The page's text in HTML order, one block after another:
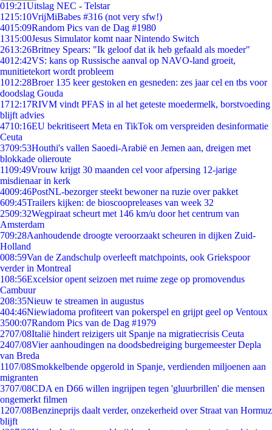
019:21Uitslag NEC - Telstar
1215:10VrijMiBabes #316 (not very sfw!)
4015:09Random Pics van de Dag #1980
1315:00Jesus Simulator komt naar Nintendo Switch
2613:26Britney Spears: "Ik geloof dat ik heb gefaald als moeder"
4012:42VS: kans op Russische aanval op NAVO-land groeit,
munitietekort wordt probleem
1012:28Broer 135 keer gestoken en gesneden: zes jaar cel en tbs voor
doodslag Gouda
1712:17RIVM vindt PFAS in al het geteste moedermelk, borstvoeding
blijft advies
4710:16EU bekritiseert Meta en TikTok om verspreiden desinformatie
Ceuta
3709:53Houthi's vallen Saoedi-Arabië en Jemen aan, dreigen met
blokkade olieroute
1109:49Vrouw krijgt 30 maanden cel voor afpersing 12-jarige
misdienaar in kerk
4009:46PostNL-bezorger steekt bewoner na ruzie over pakket
609:45Trailers kijken: de bioscoopreleases van week 32
2509:32Wegpiraat scheurt met 146 km/u door het centrum van
Amsterdam
709:28Aanhoudende droogte veroorzaakt scheuren in dijken Zuid-
Holland
008:59Van de Zandschulp overleeft matchpoints, ook Griekspoor
verder in Montreal
108:56Excelsior opent seizoen met ruime zege op promovendus
Cambuur
208:35Nieuw te streamen in augustus
404:46Niewiadoma profiteert van pokerspel en grijpt geel op Ventoux
3500:07Random Pics van de Dag #1979
2707/08Italië hindert reizigers uit Spanje na migratiecrisis Ceuta
2407/08Vier aanhoudingen na doodsbedreiging burgemeester Depla
van Breda
1107/08Smokkelbende opgerold in Spanje, verdienden miljoenen aan
migranten
3707/08CDA en D66 willen ingrijpen tegen 'gluurbrillen' die mensen
ongemerkt filmen
1207/08Benzineprijs daalt verder, onzekerheid over Straat van Hormuz
blijft